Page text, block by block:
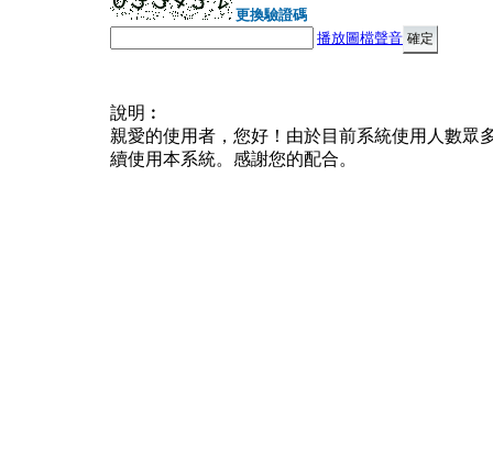
更換驗證碼
播放圖檔聲音
說明︰
親愛的使用者，您好！由於目前系統使用人數眾
續使用本系統。感謝您的配合。